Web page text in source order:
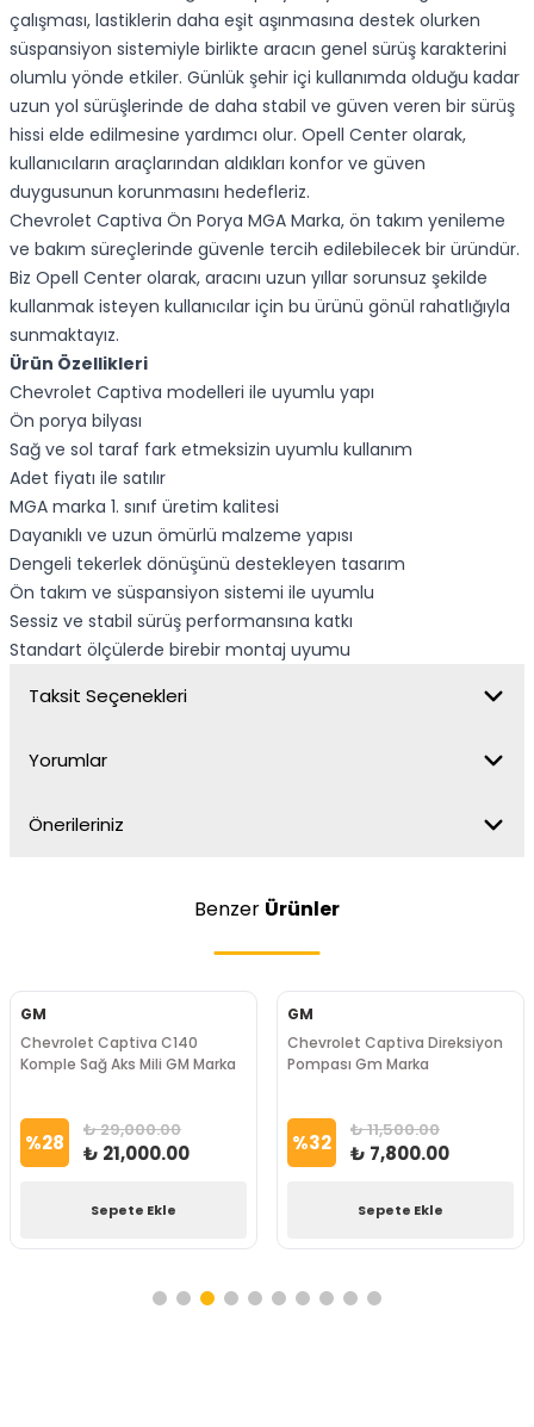
çalışması, lastiklerin daha eşit aşınmasına destek olurken
süspansiyon sistemiyle birlikte aracın genel sürüş karakterini
olumlu yönde etkiler. Günlük şehir içi kullanımda olduğu kadar
uzun yol sürüşlerinde de daha stabil ve güven veren bir sürüş
hissi elde edilmesine yardımcı olur. Opell Center olarak,
kullanıcıların araçlarından aldıkları konfor ve güven
duygusunun korunmasını hedefleriz.
Chevrolet Captiva Ön Porya MGA Marka, ön takım yenileme
ve bakım süreçlerinde güvenle tercih edilebilecek bir üründür.
Biz Opell Center olarak, aracını uzun yıllar sorunsuz şekilde
kullanmak isteyen kullanıcılar için bu ürünü gönül rahatlığıyla
sunmaktayız.
Ürün Özellikleri
Chevrolet Captiva modelleri ile uyumlu yapı
Ön porya bilyası
Sağ ve sol taraf fark etmeksizin uyumlu kullanım
Adet fiyatı ile satılır
MGA marka 1. sınıf üretim kalitesi
Dayanıklı ve uzun ömürlü malzeme yapısı
Dengeli tekerlek dönüşünü destekleyen tasarım
Ön takım ve süspansiyon sistemi ile uyumlu
Sessiz ve stabil sürüş performansına katkı
Standart ölçülerde birebir montaj uyumu
Taksit Seçenekleri
Yorumlar
Önerileriniz
Benzer Ürünler
GM
Chevrolet Captiva C140
Komple Sağ Aks Mili GM Marka
%28 ₺ 29,000.00
₺ 21,000.00
Sepete Ekle
GM
Chevrolet Captiva Direksiyon
Pompası Gm Marka
%32 ₺ 11,500.00
₺ 7,800.00
Sepete Ekle